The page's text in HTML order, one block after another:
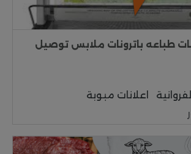
طباعه باترونات ملابس توصيل
الفروانية
اعلانات مبوبة